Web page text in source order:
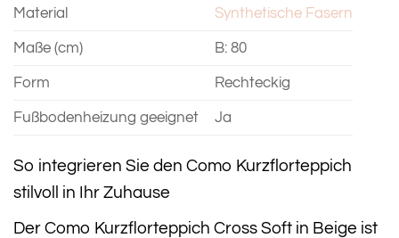
Material Synthetische Fasern
Maße (cm) B: 80
Form Rechteckig
Fußbodenheizung geeignet Ja
So integrieren Sie den Como Kurzflorteppich
stilvoll in Ihr Zuhause
Der Como Kurzflorteppich Cross Soft in Beige ist